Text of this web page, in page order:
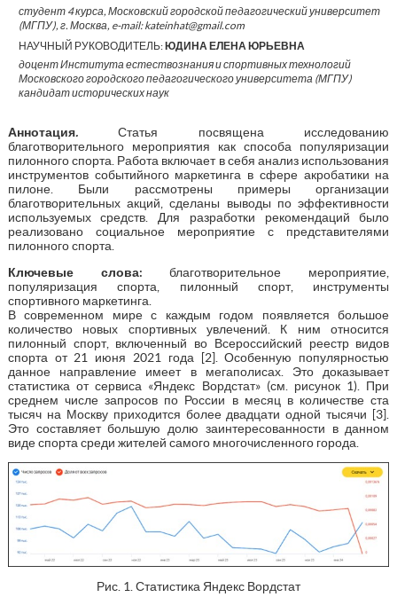
студент 4 курса, Московский городской педагогический университет
(МГПУ), г. Москва, e-mail: kateinhat@gmail.com
НАУЧНЫЙ РУКОВОДИТЕЛЬ:ЮДИНА ЕЛЕНА ЮРЬЕВНА
доцент Института естествознания и спортивных технологий
Московского городского педагогического университета (МГПУ)
кандидат исторических наук
Аннотация.
Статья посвящена исследованию
благотворительного мероприятия как способа популяризации
пилонного спорта. Работа включает в себя анализ использования
инструментов событийного маркетинга в сфере акробатики на
пилоне. Были рассмотрены примеры организации
благотворительных акций, сделаны выводы по эффективности
используемых средств. Для разработки рекомендаций было
реализовано социальное мероприятие с представителями
пилонного спорта.
Ключевые слова:благотворительное мероприятие,
популяризация спорта, пилонный спорт, инструменты
спортивного маркетинга.
В современном мире с каждым годом появляется большое
количество новых спортивных увлечений. К ним относится
пилонный спорт, включенный во Всероссийский реестр видов
спорта от 21 июня 2021 года [2]. Особенную популярностью
данное направление имеет в мегаполисах. Это доказывает
статистика от сервиса «Яндекс Вордстат» (см. рисунок 1). При
среднем числе запросов по России в месяц в количестве ста
тысяч на Москву приходится более двадцати одной тысячи [3].
Это составляет большую долю заинтересованности в данном
виде спорта среди жителей самого многочисленного города.
Рис. 1. Статистика Яндекс Вордстат